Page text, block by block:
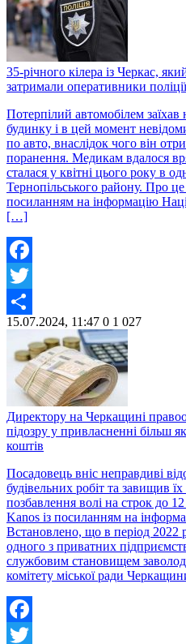
35-річного кілера із Черкас,
затримали оперативники
Потерпілий автомобілем
будинку і в цей момент
по авто, внаслідок чого він
поранення. Медикам вдалося
сталася у квітні цього року в
Тернопільського району. Про
посиланням на інформацію
[…]
Facebook
Twitter
Share
15.07.2024, 11:47 0 1 027
Директору на Черкащині
підозру у привласненні більш
коштів
Посадовець вніс неправдиві
будівельних робіт та завищив
позбавлення волі на строк до
Kanos із посиланням на
Встановлено, що в період 2022
одного з приватних
службовим становищем
комітету міської ради
Facebook